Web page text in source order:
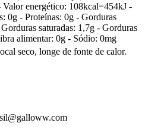
Valor energético: 108kcal=454kJ -
0g - Proteínas: 0g - Gorduras
saturadas: 1,7g - Gorduras
alimentar: 0g - Sódio: 0mg
seco, longe de fonte de calor.